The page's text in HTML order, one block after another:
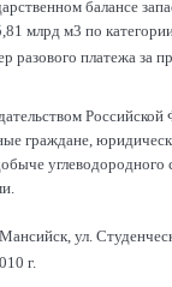
балансе
млрд м3 по
платежа за
граждане,
ул.
г.